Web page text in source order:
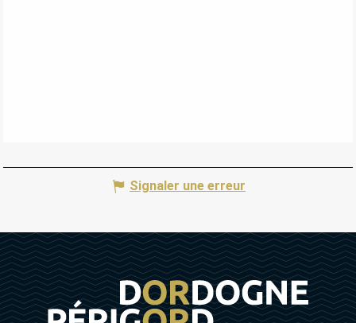
Signaler une erreur